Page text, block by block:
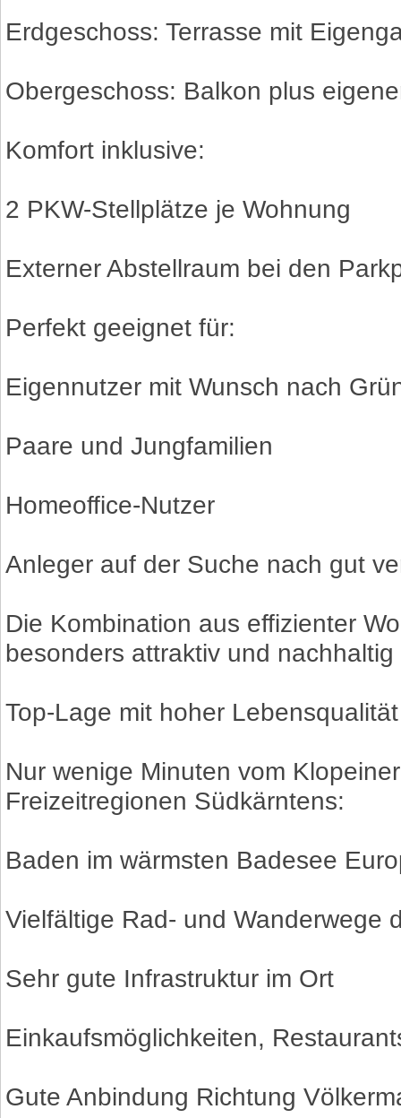
Erdgeschoss: Terrasse mit
Obergeschoss: Balkon plus
Komfort inklusive:
2 PKW-Stellplätze je Wohnung
Externer Abstellraum bei den
Perfekt geeignet für:
Eigennutzer mit Wunsch nach
Paare und Jungfamilien
Homeoffice-Nutzer
Anleger auf der Suche nach gut
Die Kombination aus effizienter
besonders attraktiv und
Top-Lage mit hoher Lebensqualität
Nur wenige Minuten vom
Freizeitregionen Südkärntens:
Baden im wärmsten Badesee
Vielfältige Rad- und Wanderwege
Sehr gute Infrastruktur im Ort
Einkaufsmöglichkeiten,
Gute Anbindung Richtung